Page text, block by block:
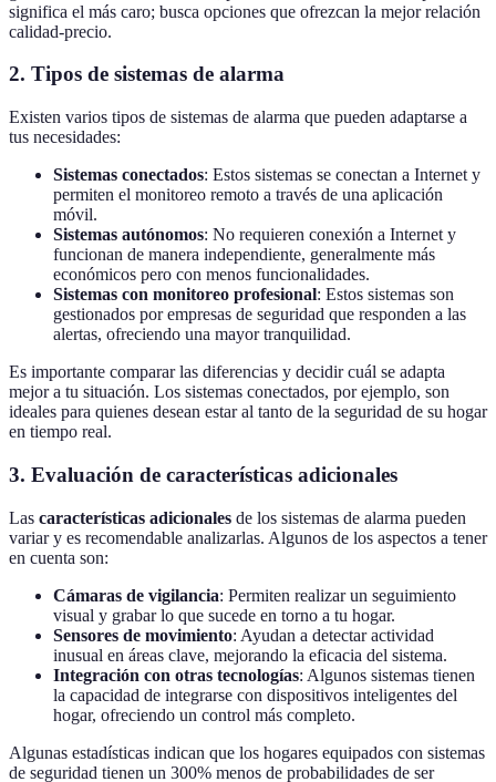
significa el más caro; busca opciones que ofrezcan la mejor relación
calidad-precio.
2. Tipos de sistemas de alarma
Existen varios tipos de sistemas de alarma que pueden adaptarse a
tus necesidades:
Sistemas conectados: Estos sistemas se conectan a Internet y
permiten el monitoreo remoto a través de una aplicación
móvil.
Sistemas autónomos: No requieren conexión a Internet y
funcionan de manera independiente, generalmente más
económicos pero con menos funcionalidades.
Sistemas con monitoreo profesional: Estos sistemas son
gestionados por empresas de seguridad que responden a las
alertas, ofreciendo una mayor tranquilidad.
Es importante comparar las diferencias y decidir cuál se adapta
mejor a tu situación. Los sistemas conectados, por ejemplo, son
ideales para quienes desean estar al tanto de la seguridad de su hogar
en tiempo real.
3. Evaluación de características adicionales
Las características adicionales de los sistemas de alarma pueden
variar y es recomendable analizarlas. Algunos de los aspectos a tener
en cuenta son:
Cámaras de vigilancia: Permiten realizar un seguimiento
visual y grabar lo que sucede en torno a tu hogar.
Sensores de movimiento: Ayudan a detectar actividad
inusual en áreas clave, mejorando la eficacia del sistema.
Integración con otras tecnologías: Algunos sistemas tienen
la capacidad de integrarse con dispositivos inteligentes del
hogar, ofreciendo un control más completo.
Algunas estadísticas indican que los hogares equipados con sistemas
de seguridad tienen un 300% menos de probabilidades de ser